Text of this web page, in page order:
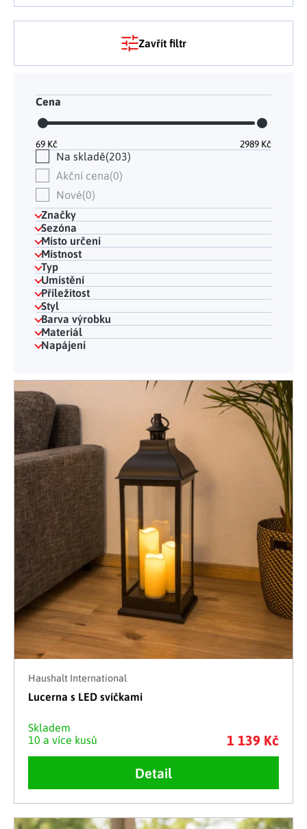
Zavřít filtr
Cena
69 Kč 2989 Kč
Na skladě 203
Akční cena 0
Nové 0
Značky
Sezóna
Místo určení
Místnost
Typ
Umístění
Příležitost
Styl
Barva výrobku
Materiál
Napájení
Výpis produktů
Haushalt International
Lucerna s LED svíčkami
Skladem
10 a více kusů
1 139 Kč
Detail